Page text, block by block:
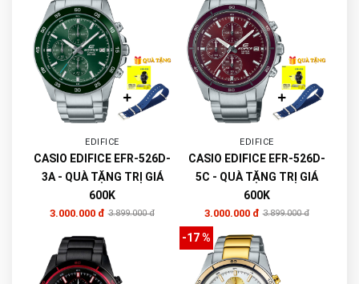
EDIFICE
CASIO EDIFICE EFR-526D-
3A - QUÀ TẶNG TRỊ GIÁ
600K
3.000.000 đ 3.899.000 đ
EDIFICE
CASIO EDIFICE EFR-526D-
5C - QUÀ TẶNG TRỊ GIÁ
600K
3.000.000 đ 3.899.000 đ
-17 %